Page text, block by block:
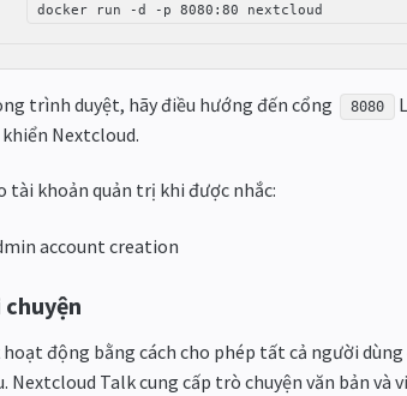
docker run -d -p 8080:80 nextcloud
trình duyệt, hãy điều hướng đến cổng 8080
Nextcloud.
tài khoản quản trị khi được nhắc:
chuyện
hoạt động bằng cách cho phép tất cả người
Nextcloud Talk cung cấp trò chuyện văn bản